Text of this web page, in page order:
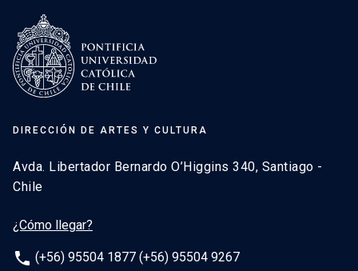
DIRECCIÓN DE ARTES Y CULTURA
Avda. Libertador Bernardo O’Higgins 340, Santiago -
Chile
¿Cómo llegar?
phone (+56) 95504 1877 (+56) 95504 9267